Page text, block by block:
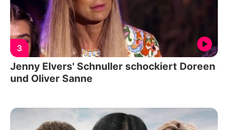
3
Jenny Elvers' Schnuller schockiert Doreen
und Oliver Sanne